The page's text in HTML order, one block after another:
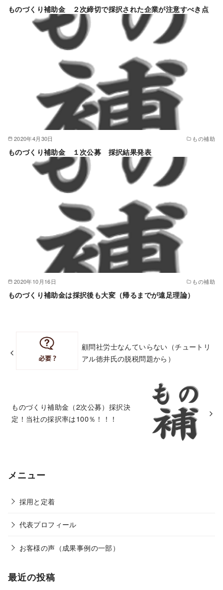
ものづくり補助金 ２次締切で採択された企業が注意すべき点
2020年4月30日 もの補助
ものづくり補助金 １次公募 採択結果発表
2020年10月16日 もの補助
ものづくり補助金は採択後も大変（帰るまでが遠足理論）
顧問社労士なんていらない（チュートリ
アル徳井氏の脱税問題から）
ものづくり補助金（2次公募）採択決
定！当社の採択率は100％！！！
メニュー
採用と定着
代表プロフィール
お客様の声（成果事例の一部）
最近の投稿